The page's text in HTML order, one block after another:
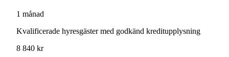
1 månad
Kvalificerade hyresgäster med godkänd kreditupplysning
8 840 kr